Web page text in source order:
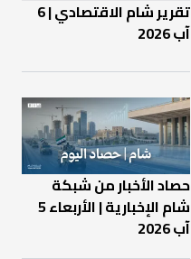
تقرير شام الاقتصادي | 6
آب 2026
حصاد الأخبار من شبكة
شام الإخبارية | الأربعاء 5
آب 2026